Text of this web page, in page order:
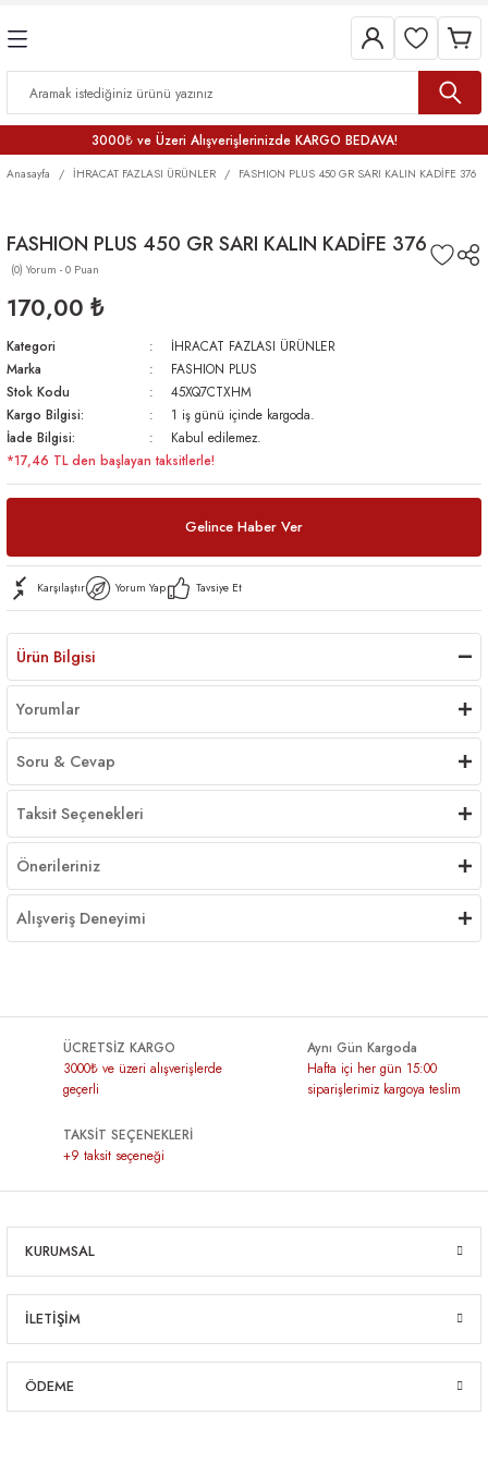
3000₺ ve Üzeri Alışverişlerinizde KARGO BEDAVA!
Anasayfa İHRACAT FAZLASI ÜRÜNLER FASHION PLUS 450 GR SARI KALIN KADİFE 376
FASHION PLUS 450 GR SARI KALIN KADİFE 376
(0) Yorum - 0 Puan
170,00 ₺
Kategori
İHRACAT FAZLASI ÜRÜNLER
Marka
FASHION PLUS
Stok Kodu
45XQ7CTXHM
Kargo Bilgisi:
1 iş günü içinde kargoda.
İade Bilgisi:
Kabul edilemez.
*17,46 TL den başlayan taksitlerle!
Gelince Haber Ver
Karşılaştır Yorum Yap Tavsiye Et
Ürün Bilgisi
Yorumlar
Soru & Cevap
Taksit Seçenekleri
Önerileriniz
Alışveriş Deneyimi
ÜCRETSİZ KARGO
3000₺ ve üzeri alışverişlerde
geçerli
Aynı Gün Kargoda
Hafta içi her gün 15:00
siparişlerimiz kargoya teslim
TAKSİT SEÇENEKLERİ
+9 taksit seçeneği
KURUMSAL
İLETİŞİM
ÖDEME